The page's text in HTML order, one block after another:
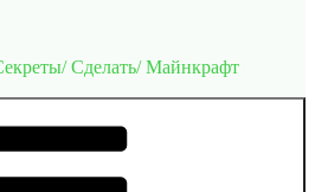
Сделать/ Майнкрафт